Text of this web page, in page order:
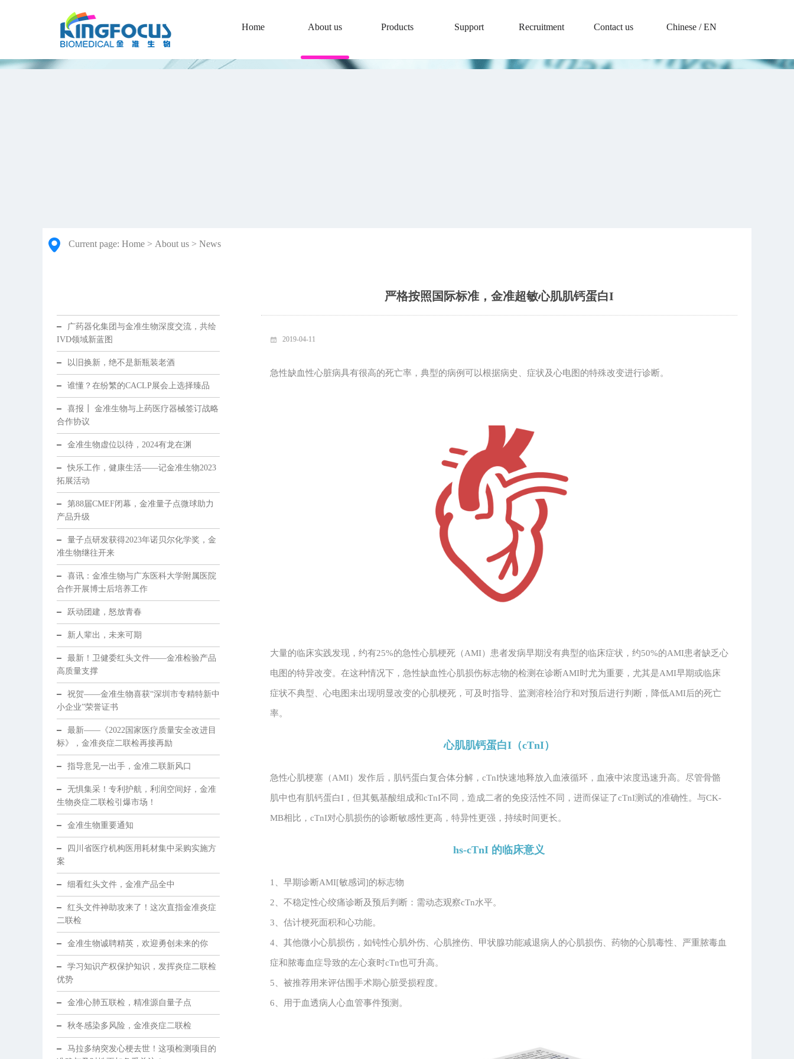
Home About us Products Support Recruitment Contact us Chinese /EN
Current page: Home > About us > News
广药器化集团与金准生物深度交流，共绘
IVD领域新蓝图
以旧换新，绝不是新瓶装老酒
谁懂？在纷繁的CACLP展会上选择臻品
喜报┃ 金准生物与上药医疗器械签订战略
合作协议
金准生物虚位以待，2024有龙在渊
快乐工作，健康生活——记金准生物2023
拓展活动
第88届CMEF闭幕，金准量子点微球助力
产品升级
量子点研发获得2023年诺贝尔化学奖，金
准生物继往开来
喜讯：金准生物与广东医科大学附属医院
合作开展博士后培养工作
跃动团建，怒放青春
新人辈出，未来可期
最新！卫健委红头文件——金准检验产品
高质量支撑
祝贺——金准生物喜获“深圳市专精特新中
小企业”荣誉证书
最新——《2022国家医疗质量安全改进目
标》，金准炎症二联检再接再励
指导意见一出手，金准二联新风口
无惧集采！专利护航，利润空间好，金准
生物炎症二联检引爆市场！
金准生物重要通知
四川省医疗机构医用耗材集中采购实施方
案
细看红头文件，金准产品全中
红头文件神助攻来了！这次直指金准炎症
二联检
金准生物诚聘精英，欢迎勇创未来的你
学习知识产权保护知识，发挥炎症二联检
优势
金准心肺五联检，精准源自量子点
秋冬感染多风险，金准炎症二联检
马拉多纳突发心梗去世！这项检测项目的
严格按照国际标准，金准超敏心肌肌钙蛋白I
2019-04-11
急性缺血性心脏病具有很高的死亡率，典型的病例可以根据病史、症状及心电图的特殊改变进行诊断。
大量的临床实践发现，约有25%的急性心肌梗死（AMI）患者发病早期没有典型的临床症状，约50%的AMI患者缺乏心
电图的特异改变。在这种情况下，急性缺血性心肌损伤标志物的检测在诊断AMI时尤为重要，尤其是AMI早期或临床
症状不典型、心电图未出现明显改变的心肌梗死，可及时指导、监测溶栓治疗和对预后进行判断，降低AMI后的死亡
率。
心肌肌钙蛋白I（cTnI）
急性心肌梗塞（AMI）发作后，肌钙蛋白复合体分解，cTnI快速地释放入血液循环，血液中浓度迅速升高。尽管骨骼
肌中也有肌钙蛋白I，但其氨基酸组成和cTnI不同，造成二者的免疫活性不同，进而保证了cTnI测试的准确性。与CK-
MB相比，cTnI对心肌损伤的诊断敏感性更高，特异性更强，持续时间更长。
hs-cTnI 的临床意义
1、早期诊断AMI[敏感词]的标志物
2、不稳定性心绞痛诊断及预后判断：需动态观察cTn水平。
3、估计梗死面积和心功能。
4、其他微小心肌损伤，如钝性心肌外伤、心肌挫伤、甲状腺功能减退病人的心肌损伤、药物的心肌毒性、严重脓毒血
症和脓毒血症导致的左心衰时cTn也可升高。
5、被推荐用来评估围手术期心脏受损程度。
6、用于血透病人心血管事件预测。